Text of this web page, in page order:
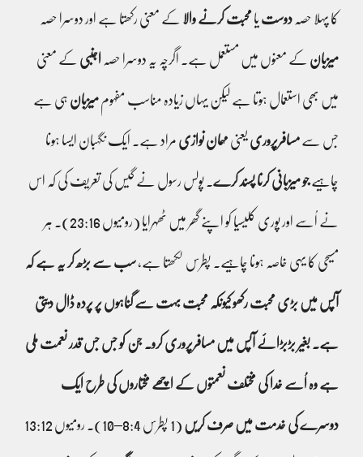
کا پہلا حصہ دوست یا محبت کرنے والا کے معنی رکھتا ہے اور دوسرا حصہ
میزبان کے معنوں میں مستعمل ہے۔ اگرچہ یہ دوسرا حصہ اجنبی کے معنی
میں بھی استعمال ہوتا ہے لیکن یہاں زیادہ مناسب مفہوم میزبان ہی ہے
جس سے مسافرپرورییعنی مہمان نوازی مراد ہے۔ ایک نگہبان ایسا ہونا
چاہیےجو میزبانی کرنا پسند کرے ۔ پولس رسول نے گیس کی تعریف کی کہ اس
نے اُسے اور پوری کلیسیا کو اپنے گھر میں ٹھہرایا (رومیوں 23:16)۔ ہر
مسیحی کا یہی خاصہ ہونا چاہیے۔ پطرس لکھتا ہے،سب سے بڑھ کر یہ ہے کہ
آپس میں بڑی محبت رکھو کیونکہ محبت بہت سے گناہوں پر پردہ ڈال دیتی
ہے۔ بغیر بڑبڑائے آپس میں مسافرپروری کرو۔ جن کو جس جس قدر نعمت ملی
ہے وہ اُسے خدا کی مختلف نعمتوں کے اچھے مختاروں کی طرح ایک
دوسرے کی خدمت میں صرف کریں (1 پطرس 8:4–10)۔ رومیوں 13:12